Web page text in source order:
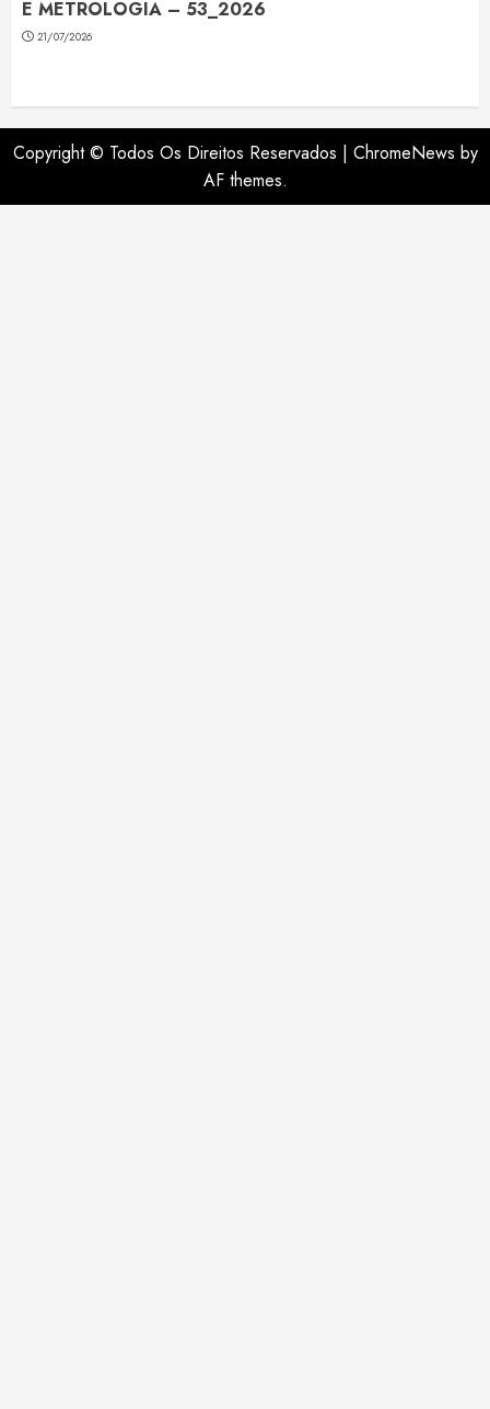
E METROLOGIA – 53_2026
21/07/2026
Copyright © Todos Os Direitos Reservados | ChromeNews by
AF themes.